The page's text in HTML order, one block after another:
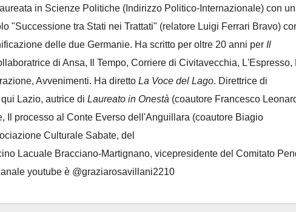
in Scienze Politiche (Indirizzo Politico-Internazionale) con
"Successione tra Stati nei Trattati" (relatore Luigi Ferrari Bravo)
delle due Germanie. Ha scritto per oltre 20 anni per Il
di Ansa, Il Tempo, Corriere di Civitavecchia, L'Espresso,
Avvenimenti. Ha diretto La Voce del Lago. Direttrice di
Lazio, autrice di Laureato in Onestà (coautore Francesco
Il processo al Conte Everso dell'Anguillara (coautore Biagio
Culturale Sabate, del
Lacuale Bracciano-Martignano, vicepresidente del Comitato
youtube è @graziarosavillani2210